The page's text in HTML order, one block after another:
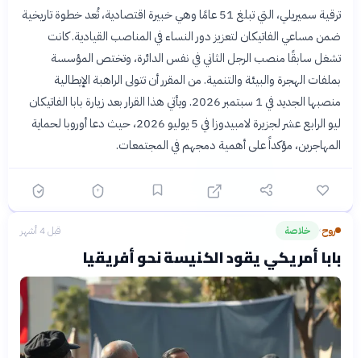
ترقية سميريلي، التي تبلغ 51 عامًا وهي خبيرة اقتصادية، تُعد خطوة تاريخية
ضمن مساعي الفاتيكان لتعزيز دور النساء في المناصب القيادية. كانت
تشغل سابقًا منصب الرجل الثاني في نفس الدائرة، وتختص المؤسسة
بملفات الهجرة والبيئة والتنمية. من المقرر أن تتولى الراهبة الإيطالية
منصبها الجديد في 1 سبتمبر 2026. ويأتي هذا القرار بعد زيارة بابا الفاتيكان
ليو الرابع عشر لجزيرة لامبيدوزا في 5 يوليو 2026، حيث دعا أوروبا لحماية
المهاجرين، مؤكداً على أهمية دمجهم في المجتمعات.
روح› خلاصة قبل 4 أشهر
بابا أمريكي يقود الكنيسة نحو أفريقيا